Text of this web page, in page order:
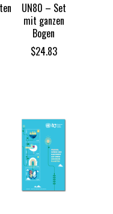
UN80 – Set
mit ganzen
Bogen
$24.83